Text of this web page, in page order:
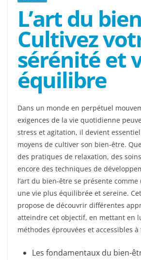
L’art du
Cultivez
sérénité et
équilibre
Dans un monde en perpétuel
exigences de la vie quotidienne
stress et agitation, il devient
moyens de cultiver son bien-être.
des pratiques de relaxation, des
encore des techniques de
l’art du bien-être se présente
une vie plus équilibrée et sereine.
propose de découvrir différentes
atteindre cet objectif, en mettant en
méthodes éprouvées et accessibles à
Les fondamentaux du bien-